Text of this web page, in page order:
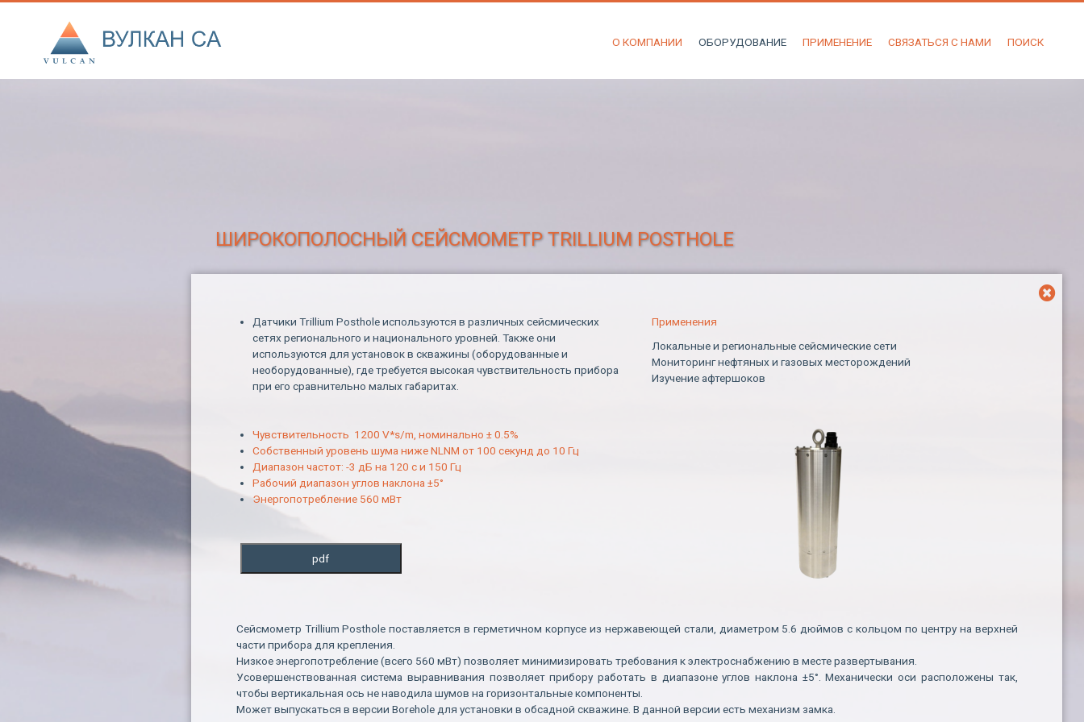
О КОМПАНИИ ОБОРУДОВАНИЕ ПРИМЕНЕНИЕ СВЯЗАТЬСЯ С НАМИ ПОИСК
ШИРОКОПОЛОСНЫЙ СЕЙСМОМЕТР TRILLIUM POSTHOLE
Датчики Trillium Posthole используются в различных сейсмических
сетях регионального и национального уровней. Также они
используются для установок в скважины (оборудованные и
необорудованные), где требуется высокая чувствительность прибора
при его сравнительно малых габаритах.
Чувствительность 1200 V*s/m, номинально ± 0.5%
Собственный уровень шума ниже NLNM от 100 секунд до 10 Гц
Диапазон частот: -3 дБ на 120 с и 150 Гц
Рабочий диапазон углов наклона ±5°
Энергопотребление 560 мВт
pdf
Применения
Локальные и региональные сейсмические сети
Мониторинг нефтяных и газовых месторождений
Изучение афтершоков
Сейсмометр Trillium Posthole поставляется в герметичном корпусе из нержавеющей стали, диаметром 5.6 дюймов с кольцом по центру на верхней
части прибора для крепления.
Низкое энергопотребление (всего 560 мВт) позволяет минимизировать требования к электроснабжению в месте развертывания.
Усовершенствованная система выравнивания позволяет прибору работать в диапазоне углов наклона ±5°. Механически оси расположены так,
чтобы вертикальная ось не наводила шумов на горизонтальные компоненты.
Может выпускаться в версии Borehole для установки в обсадной скважине. В данной версии есть механизм замка.